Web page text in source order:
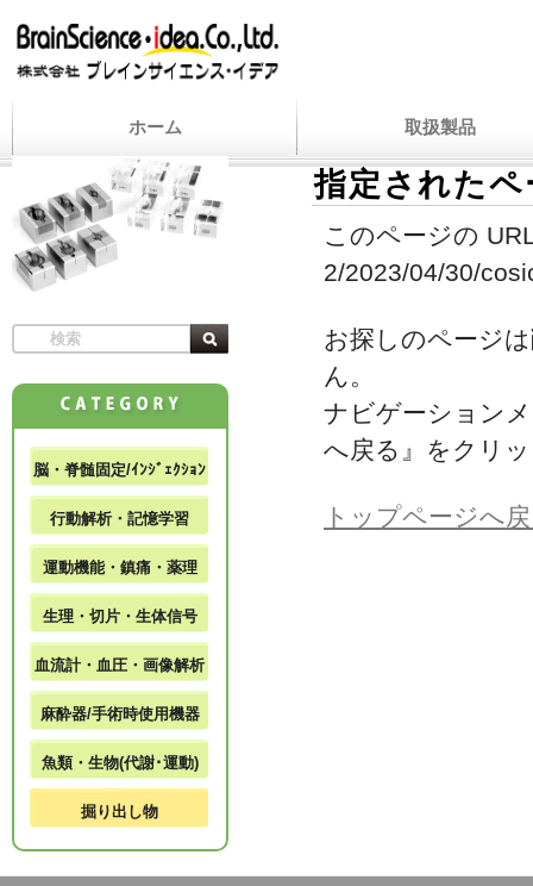
ホーム 取扱製品
指定された
このページの
2/2023/04/30/
お探しのページ
ん。
ナビゲーション
へ戻る』をクリ
トップページへ
脳・脊髄固定/ｲﾝｼﾞｪｸｼｮﾝ
行動解析・記憶学習
運動機能・鎮痛・薬理
生理・切片・生体信号
血流計・血圧・画像解析
麻酔器/手術時使用機器
魚類・生物(代謝･運動)
掘り出し物